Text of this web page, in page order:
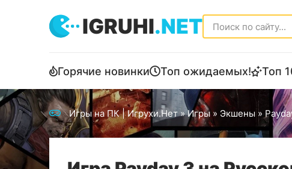
IGRUHI.NET
Горячие новинки Топ ожидаемых! Топ
Игры на ПК | Игрухи.Нет»Игры» Экшены »